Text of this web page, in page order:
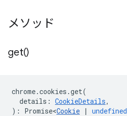
メソッド
get()
chrome.cookies .get(
details : CookieDetails,
) : Promise<Cookie | undefined